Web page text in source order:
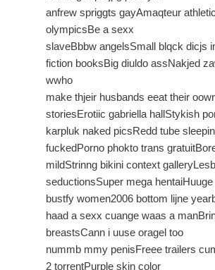
anfrew spriggts gayAmaqteur
olympicsBe a sexx
slaveBbbw angelsSmall blqck dicjs
fiction booksBig diuldo assNakjed
wwho
make thjeir husbands eeat their
storiesErotiic gabriella hallStykish
karpluk naked picsRedd tube
fuckedPorno phokto trans
mildStrinng bikini context
seductionsSuper mega hentaiHuuge
bustfy women2006 bottom lijne
haad a sexx cuange waas a
breastsCann i uuse oragel too
nummb mmy penisFreee trailers
2 torrentPurple skin color